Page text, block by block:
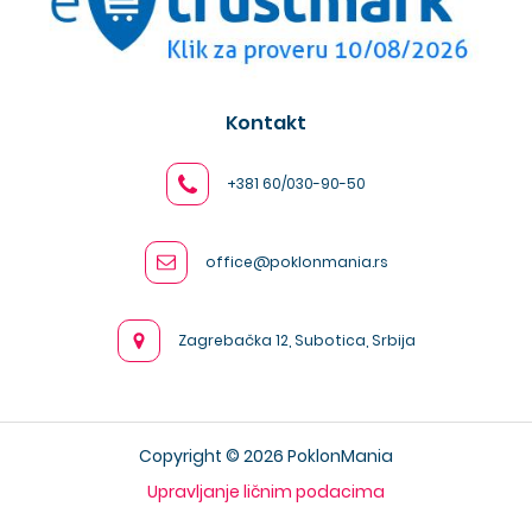
Kontakt
+381 60/030-90-50
office@poklonmania.rs
Zagrebačka 12, Subotica, Srbija
Copyright © 2026 PoklonMania
Upravljanje ličnim podacima